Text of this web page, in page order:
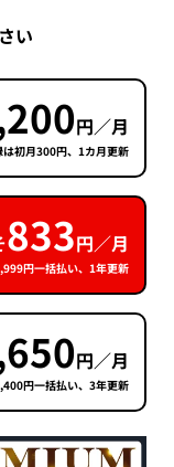
い
円／月
は初月300円、1カ月更新
833円／月
円一括払い、1年更新
円／月
円一括払い、3年更新